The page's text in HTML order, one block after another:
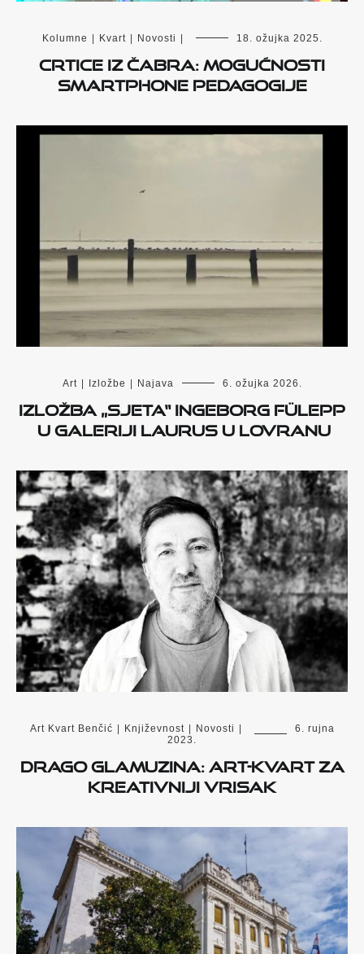
Kolumne Kvart Novosti 18. ožujka 2025.
Crtice iz Čabra: Mogućnosti
smartphone pedagogije
Art Izložbe Najava 6. ožujka 2026.
Izložba „Sjeta“ Ingeborg Fülepp
u Galeriji Laurus u Lovranu
Art Kvart Benčić Književnost Novosti
6. rujna
2023.
DRAGO GLAMUZINA: Art-kvart za
kreativniji Vrisak